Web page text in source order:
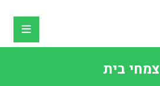
צמחי בית